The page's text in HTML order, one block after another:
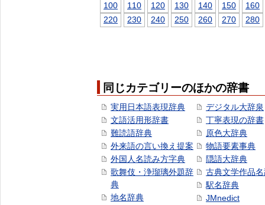
100
110 120 130 140 150
160
220
230 240 250 260 270 280
同じカテゴリーのほかの辞書
実用日本語表現辞典
文語活用形辞書
難読語辞典
外来語の言い換え提案
外国人名読み方字典
歌舞伎・浄瑠璃外題辞
典
地名辞典
デジタル大辞泉
丁寧表現の辞書
原色大辞典
物語要素事典
隠語大辞典
古典文学作品
駅名辞典
JMnedict